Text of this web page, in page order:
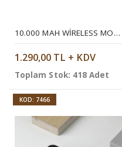
10.000 MAH WIRELESS MOBIL ŞARJ CIHAZI
1.290,00 TL + KDV
Toplam Stok: 418 Adet
KOD: 7466